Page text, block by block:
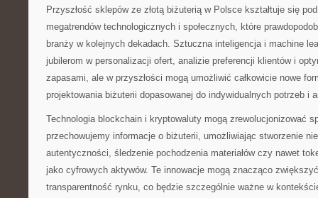
Przyszłość sklepów ze złotą biżuterią w Polsce kształtuje się
megatrendów technologicznych i społecznych, które
branży w kolejnych dekadach. Sztuczna inteligencja i machine
jubilerom w personalizacji ofert, analizie preferencji klientów i
zapasami, ale w przyszłości mogą umożliwić całkowicie nowe
projektowania biżuterii dopasowanej do indywidualnych potrzeb i
Technologia blockchain i kryptowaluty mogą zrewolucjonizować
przechowujemy informacje o biżuterii, umożliwiając stworzenie
autentyczności, śledzenie pochodzenia materiałów czy nawet
jako cyfrowych aktywów. Te innowacje mogą znacząco
transparentność rynku, co będzie szczególnie ważne w